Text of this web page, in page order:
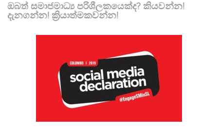
ඔබත් සමාජමාධ්‍ය පරිශීලකයෙක්ද? කියවන්න!
දැනගන්න! ක්‍රියාත්මකවන්න!